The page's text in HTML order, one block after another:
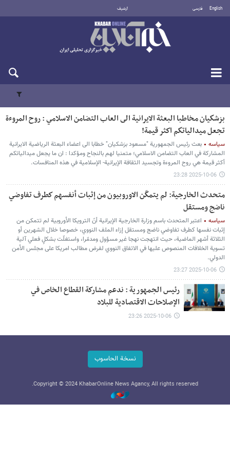
English فارسی أرشيف
بزشكيان مخاطبا البعثة الايرانية الى العاب التضامن الاسلامي : روح المروءة
تجعل ميدالياتكم اكثر قيمة!
سیاسه
بعث رئيس الجمهورية "مسعود بزشكيان" خطابا الى اعضاء البعثة الرياضية الايرانية
المشاركة في العاب التضامن الاسلامي؛ متمنيا لهم بالنجاح ومؤكدا : ان ما يجعل ميدالياتكم
أكثر قيمة هي روح المروءة وتجسيد الثقافة الإيرانية- الإسلامية في هذه المنافسات.
2025-10-06 23:28
متحدث الخارجية: لم يتمكّن الاوروبيون من إثبات أنفسهم كطرف تفاوضي
ناضج ومستقل
سیاسه
اعتبر المتحدث باسم وزارة الخارجية الإيرانية أنّ الترويكا الأوروبية لم تتمكن من
إثبات نفسها كطرف تفاوضي ناضج ومستقل إزاء الملف النووي، خصوصا خلال الشهرين أو
الثلاثة أشهر الماضية، حيث انتهجت نهجا غير مسؤول ومدمّرا، واستغلّت بشكلٍ فعلي آلية
تسوية الخلافات المنصوص عليها في الاتفاق النووي لفرض مطالب امريكا على مجلس الأمن
الدولي.
2025-10-06 23:27
رئيس الجمهورية : ندعم مشاركة القطاع الخاص في
الإصلاحات الاقتصادية للبلاد
2025-10-06 23:26
نسخة الحاسوب
Copyright © 2024 KhabarOnline News Agancy, All rights reserved.